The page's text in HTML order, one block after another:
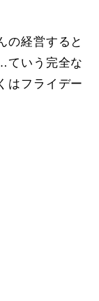
の経営すると
ていう完全な
はフライデー